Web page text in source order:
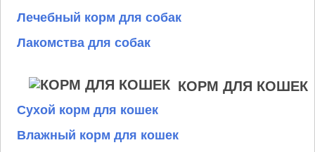
Лечебный корм для собак
Лакомства для собак
КОРМ ДЛЯ КОШЕК
Сухой корм для кошек
Влажный корм для кошек